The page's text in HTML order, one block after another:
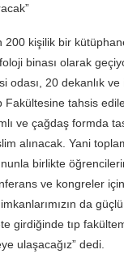
200 kişilik bir
binası olarak
20 dekanlık
Fakültesine tahsis
ve çağdaş formda
alınacak. Yani
birlikte
ve kongreler
da
girdiğinde tıp
ulaşacağız” dedi.